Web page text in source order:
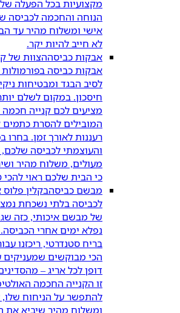
מקצועיות בכל הפעלה של
הנוחה והחכמה לכביסה
אישי ומשלוח מהיר עד
לא חייב להיות יקר.
אבקות כביסההצוות של
אבקות כביסה
לסיב הבגד ומבטיחות
חיסכון. במקום לשלם
מציעים לכם קנייה חכמה
המובילים להסרת כתמים
רעננות לאורך זמן. בחרו
והעוצמתי לכביסה שלכם,
מעולים, משלוח מהיר
כי הבית שלכם ראוי להכי
מבשם כביסהבקלין פלוס
לכביסה בלתי נשכחת
של מבשם איכותי, כזה
נפלא ימים אחרי
בריח סטנדרטי, ריכזנו
הכי מבוקשים שמעניקים
דופן לכל אריג –
זו הקנייה החכמה
להתפשר על הניחוח שלו,
ומשלוח מהיר שיביא את